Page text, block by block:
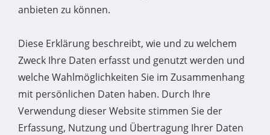
anbieten zu können.
Diese Erklärung beschreibt, wie und zu welchem
Zweck Ihre Daten erfasst und genutzt werden und
welche Wahlmöglichkeiten Sie im Zusammenhang
mit persönlichen Daten haben. Durch Ihre
Verwendung dieser Website stimmen Sie der
Erfassung, Nutzung und Übertragung Ihrer Daten